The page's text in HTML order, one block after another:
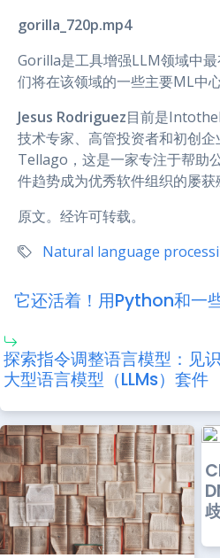
gorilla_720p.mp4
Gorilla是工具增强LLM领域中
们将在该领域的一些主要ML中
Jesus Rodriguez目前是
技术专家、高管投资者和初创企
Tellago，这是一家专注于帮助
件趋势成为优秀软件组织的屡获
原文。经许可转载。
Natural language
它还活着！用Python和一
探索指令调整语言模型：见
大型语言模型（LLMs）套件